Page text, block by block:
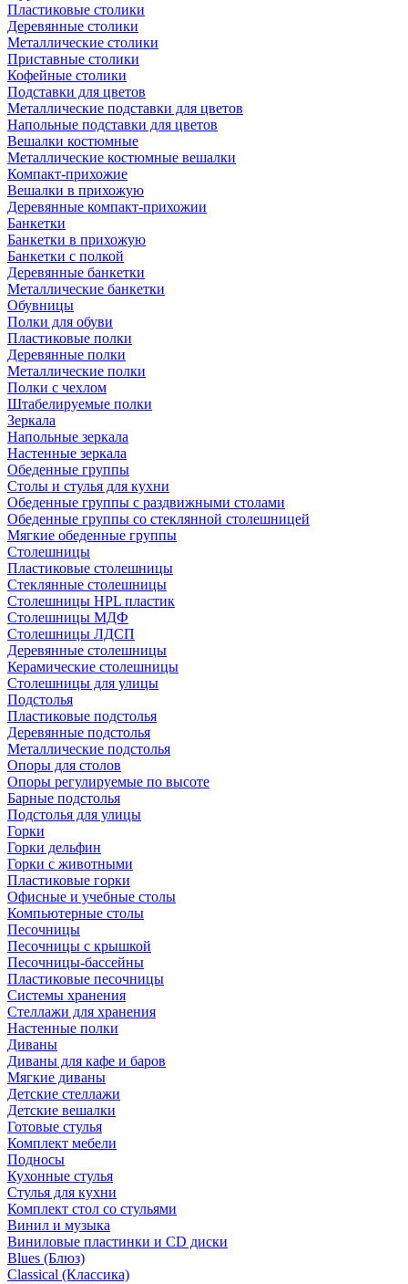
Пластиковые столики
Деревянные столики
Металлические столики
Приставные столики
Кофейные столики
Подставки для цветов
Металлические подставки для цветов
Напольные подставки для цветов
Вешалки костюмные
Металлические костюмные вешалки
Компакт-прихожие
Вешалки в прихожую
Деревянные компакт-прихожии
Банкетки
Банкетки в прихожую
Банкетки с полкой
Деревянные банкетки
Металлические банкетки
Обувницы
Полки для обуви
Пластиковые полки
Деревянные полки
Металлические полки
Полки с чехлом
Штабелируемые полки
Зеркала
Напольные зеркала
Настенные зеркала
Обеденные группы
Столы и стулья для кухни
Обеденные группы с раздвижными столами
Обеденные группы со стеклянной столешницей
Мягкие обеденные группы
Столешницы
Пластиковые столешницы
Стеклянные столешницы
Столешницы HPL пластик
Столешницы МДФ
Столешницы ЛДСП
Деревянные столешницы
Керамические столешницы
Столешницы для улицы
Подстолья
Пластиковые подстолья
Деревянные подстолья
Металлические подстолья
Опоры для столов
Опоры регулируемые по высоте
Барные подстолья
Подстолья для улицы
Горки
Горки дельфин
Горки с животными
Пластиковые горки
Офисные и учебные столы
Компьютерные столы
Песочницы
Песочницы с крышкой
Песочницы-бассейны
Пластиковые песочницы
Системы хранения
Стеллажи для хранения
Настенные полки
Диваны
Диваны для кафе и баров
Мягкие диваны
Детские стеллажи
Детские вешалки
Готовые стулья
Комплект мебели
Подносы
Кухонные стулья
Стулья для кухни
Комплект стол со стульями
Винил и музыка
Виниловые пластинки и CD диски
Blues (Блюз)
Classical (Классика)